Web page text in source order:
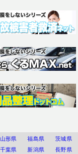
山形県 福島県
茨城県
千葉県 新潟県
長野県